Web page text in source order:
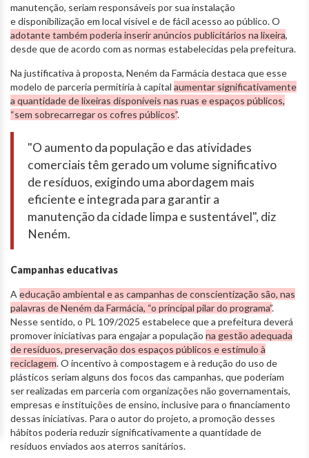
manutenção, seriam responsáveis por sua instalação
e disponibilização em local visível e de fácil acesso ao público. O
adotante também poderia inserir anúncios publicitários na lixeira,
desde que de acordo com as normas estabelecidas pela prefeitura.
Na justificativa à proposta, Neném da Farmácia destaca que esse
modelo de parceria permitiria à capital aumentar significativamente
a quantidade de lixeiras disponíveis nas ruas e espaços públicos,
“sem sobrecarregar os cofres públicos”.
"O aumento da população e das atividades
comerciais têm gerado um volume significativo
de resíduos, exigindo uma abordagem mais
eficiente e integrada para garantir a
manutenção da cidade limpa e sustentável", diz
Neném.
Campanhas educativas
A educação ambiental e as campanhas de conscientização são, nas
palavras de Neném da Farmácia, “o principal pilar do programa”.
Nesse sentido, o PL 109/2025 estabelece que a prefeitura deverá
promover iniciativas para engajar a população na gestão adequada
de resíduos, preservação dos espaços públicos e estímulo à
reciclagem. O incentivo à compostagem e à redução do uso de
plásticos seriam alguns dos focos das campanhas, que poderiam
ser realizadas em parceria com organizações não governamentais,
empresas e instituições de ensino, inclusive para o financiamento
dessas iniciativas. Para o autor do projeto, a promoção desses
hábitos poderia reduzir significativamente a quantidade de
resíduos enviados aos aterros sanitários.